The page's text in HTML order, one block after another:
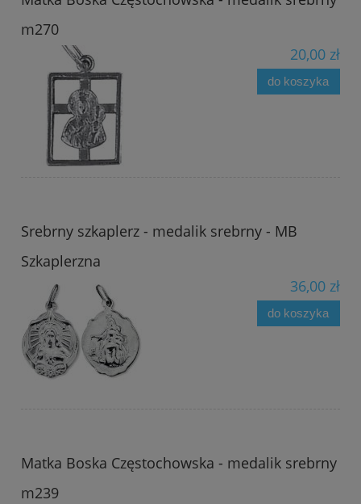
m270
20,00 zł
do koszyka
Srebrny szkaplerz - medalik srebrny - MB
Szkaplerzna
36,00 zł
do koszyka
Matka Boska Częstochowska - medalik srebrny
m239